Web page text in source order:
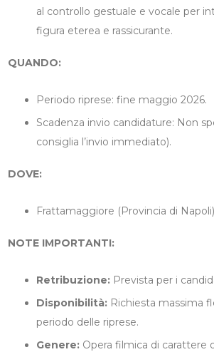
al controllo gestuale e vocale per
figura eterea e rassicurante.
QUANDO:
Periodo riprese: fine maggio 2026.
Scadenza invio candidature: Non
consiglia l’invio immediato).
DOVE:
Frattamaggiore (Provincia di
NOTE IMPORTANTI:
Retribuzione: Prevista per i
Disponibilità: Richiesta massima
periodo delle riprese.
Genere: Opera filmica di carattere